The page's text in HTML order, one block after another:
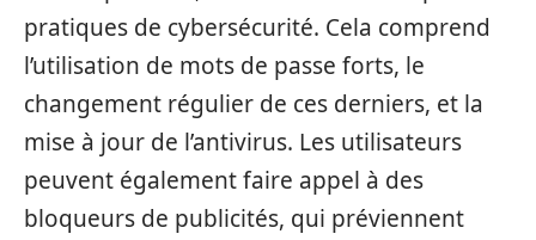
pratiques de cybersécurité. Cela comprend
l’utilisation de mots de passe forts, le
changement régulier de ces derniers, et la
mise à jour de l’antivirus. Les utilisateurs
peuvent également faire appel à des
bloqueurs de publicités, qui préviennent